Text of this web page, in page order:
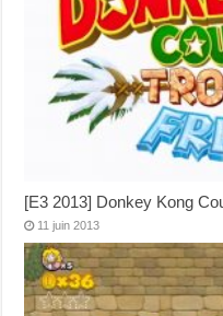
[E3 2013] Donkey Kong
11 juin 2013